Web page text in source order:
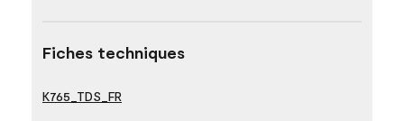
Fiches techniques
K765_TDS_FR